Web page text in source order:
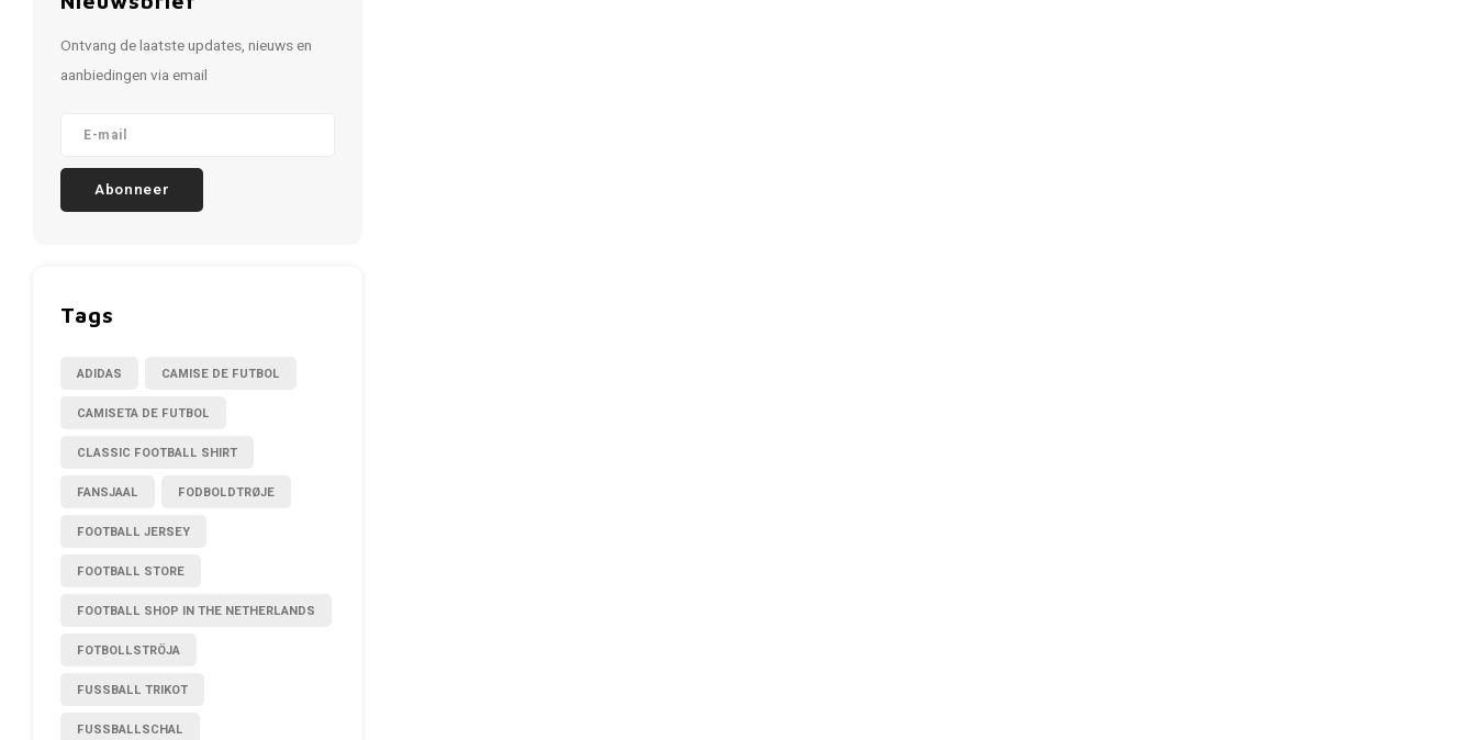
Ontvang de laatste updates, nieuws en
aanbiedingen via email
Abonneer
Tags
ADIDAS CAMISE DE FUTBOL
CAMISETA DE FUTBOL
CLASSIC FOOTBALL SHIRT
FANSJAAL FODBOLDTRØJE
FOOTBALL JERSEY
FOOTBALL STORE
FOOTBALL SHOP IN THE NETHERLANDS
FOTBOLLSTRÖJA
FUSSBALL TRIKOT
FUSSBALLSCHAL